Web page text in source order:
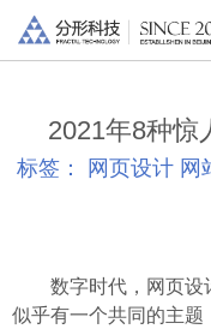
2021年8种惊
标签： 网页设计 网
数字时代，网页设
似乎有一个共同的主